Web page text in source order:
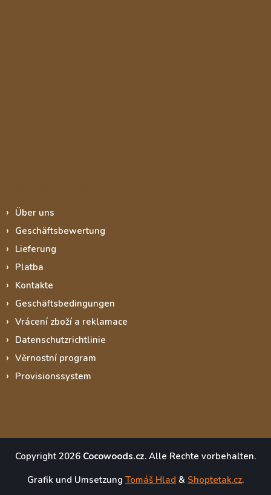
Über uns
Geschäftsbewertung
Lieferung
Platba
Kontakte
Geschäftsbedingungen
Vrácení zboží a reklamace
Datenschutzrichtlinie
Věrnostní program
Provisionssystem
Copyright 2026 Cocowoods.cz. Alle Rechte vorbehalten.
Grafik und Umsetzung Tomáš Hlad & Shoptetak.cz.